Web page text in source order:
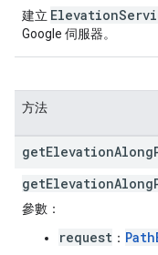
建立
Google 伺服器。
方法
getElevationAlong
參數：
request ：